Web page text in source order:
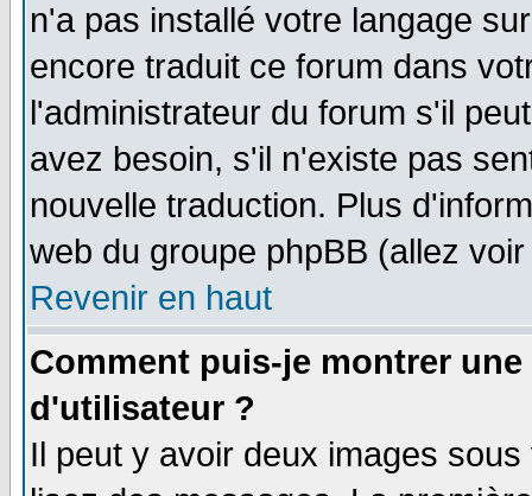
n'a pas installé votre langage
encore traduit ce forum dans
l'administrateur du forum s'il
avez besoin, s'il n'existe pas
nouvelle traduction. Plus
web du groupe phpBB (allez
Revenir en haut
Comment puis-je montrer
d'utilisateur ?
Il peut y avoir deux images